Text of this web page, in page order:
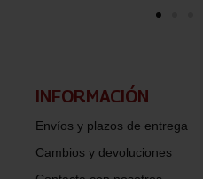
INFORMACIÓN​
Envíos y plazos de entrega
Cambios y devoluciones